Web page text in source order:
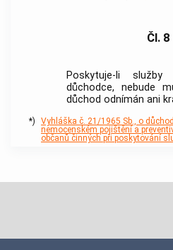
Čl. 8
Poskytuje-li
důchodce, nebude
důchod odnímán ani
*)
Vyhláška č. 21/1965 Sb., o
nemocenském pojištění a
občanů činných při poskytování